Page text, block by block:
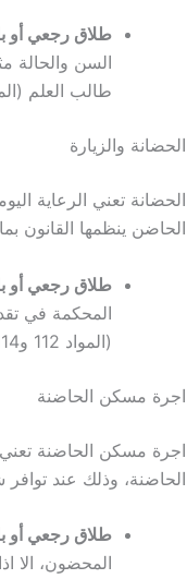
طلاق رجعي أو
السن والحالة
طالب العلم (المواد 95 و96 و106، مرسوم بقانون اتحادي
الحضانة والزيارة
الحضانة تعني الرعاية
الحاضن ينظمها القانون
طلاق رجعي أو
المحكمة في
(المواد 112 و114 و121، مرسوم بقانون اتحادي رقم 41 لسنة 2024)
اجرة مسكن الحاضنة
اجرة مسكن الحاضنة
الحاضنة، وذلك عند
طلاق رجعي أو
المحضون، الا